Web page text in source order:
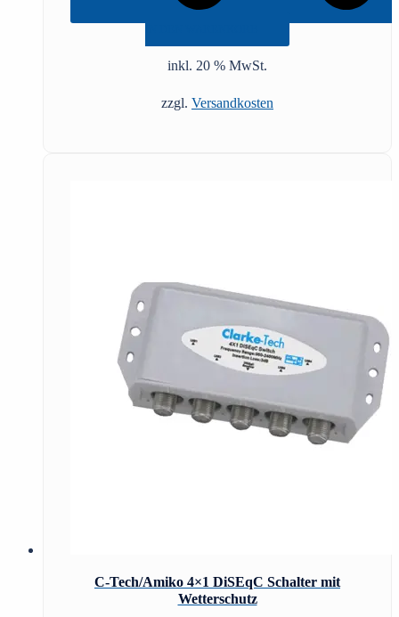
inkl. 20 % MwSt.
zzgl. Versandkosten
C-Tech/Amiko 4×1 DiSEqC Schalter mit
Wetterschutz